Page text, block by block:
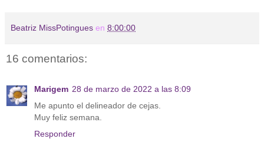
Beatriz MissPotingues en 8:00:00
16 comentarios:
Marigem 28 de marzo de 2022 a las 8:09
Me apunto el delineador de cejas.
Muy feliz semana.
Responder